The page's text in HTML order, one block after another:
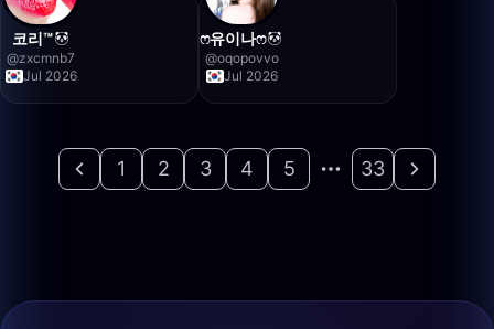
코리™
@zxcmnb7
Jul 2026
ෆ유이나ෆ
@oqopovvo
Jul 2026
1 2 3 4 5 33